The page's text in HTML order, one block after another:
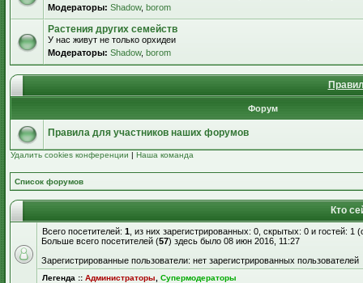
Модераторы: Shadow, borom
Растения других семейств
У нас живут не только орхидеи
Модераторы: Shadow, borom
Форум
Правила для участников наших форумов
Удалить cookies конференции | Наша команда
Список форумов
Кто
Всего посетителей: 1 , из них зарегистрированных: 0, скрытых: 0 и гостей:
Больше всего посетителей (57) здесь было 08 июн 2016, 11:27
Зарегистрированные пользователи: нет зарегистрированных пользователей
Легенда :: Администраторы Супермодераторы